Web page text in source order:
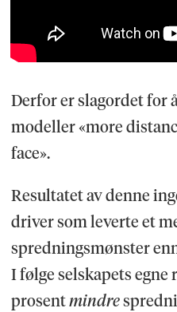
Derfor er slagordet for
modeller «more
face».
Resultatet av denne
driver som leverte et
spredningsmønster
I følge selskapets egne
prosentmindre